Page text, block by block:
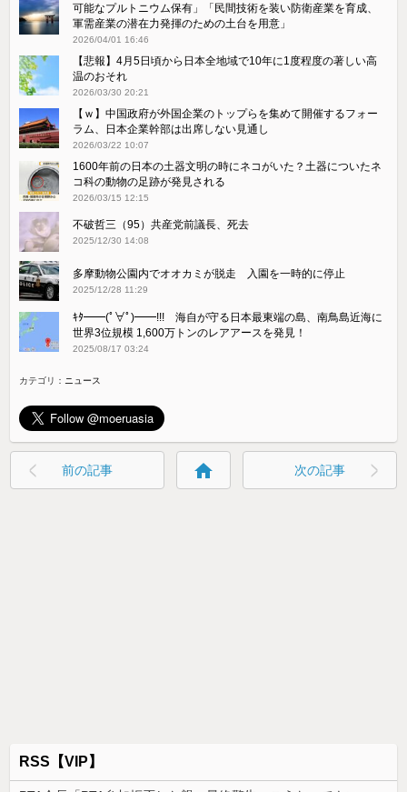
可能なプルトニウム保有」「民間技術を装い防衛産業を育成、
軍需産業の潜在力発揮のための土台を用意」
2026/04/01 16:46
【悲報】4月5日頃から日本全地域で10年に1度程度の著しい高
温のおそれ
2026/03/30 20:21
【ｗ】中国政府が外国企業のトップらを集めて開催するフォー
ラム、日本企業幹部は出席しない見通し
2026/03/22 10:07
1600年前の日本の土器文明の時にネコがいた？土器についたネ
コ科の動物の足跡が発見される
2026/03/15 12:15
不破哲三（95）共産党前議長、死去
2025/12/30 14:08
多摩動物公園内でオオカミが脱走 入園を一時的に停止
2025/12/28 11:29
ｷﾀ━━(ﾟ∀ﾟ)━━!!! 海自が守る日本最東端の島、南鳥島近海に
世界3位規模 1,600万トンのレアアースを発見！
2025/08/17 03:24
カテゴリ： ニュース
前の記事 home 次の記事
RSS【VIP】